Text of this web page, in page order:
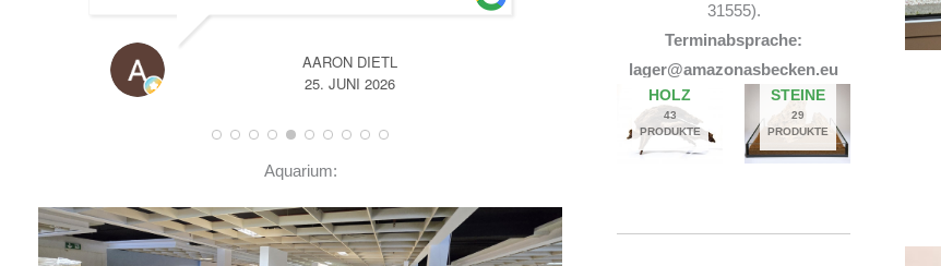
A
14. JUNI 2026
LISA ROHRLACHE
10. JUNI 2026
Aquarium:
31555).
Terminabsprache:
lager@amazonasbecken.eu
HOLZ
43
PRODUKTE
STEINE
29
PRODUKTE